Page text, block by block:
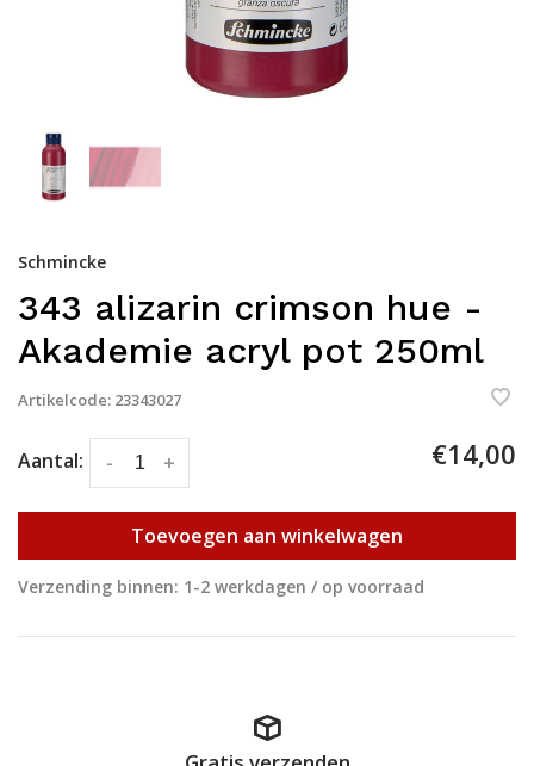
Schmincke
343 alizarin crimson hue -
Akademie acryl pot 250ml
Artikelcode: 23343027
Aantal: +
- €14,00
Toevoegen aan winkelwagen
Verzending binnen: 1-2 werkdagen / op voorraad